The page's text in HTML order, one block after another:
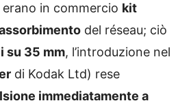
erano in commercio kit
del réseau; ciò
su 35 mm, l’introduzione nel
di Kodak Ltd) rese
immediatamente a